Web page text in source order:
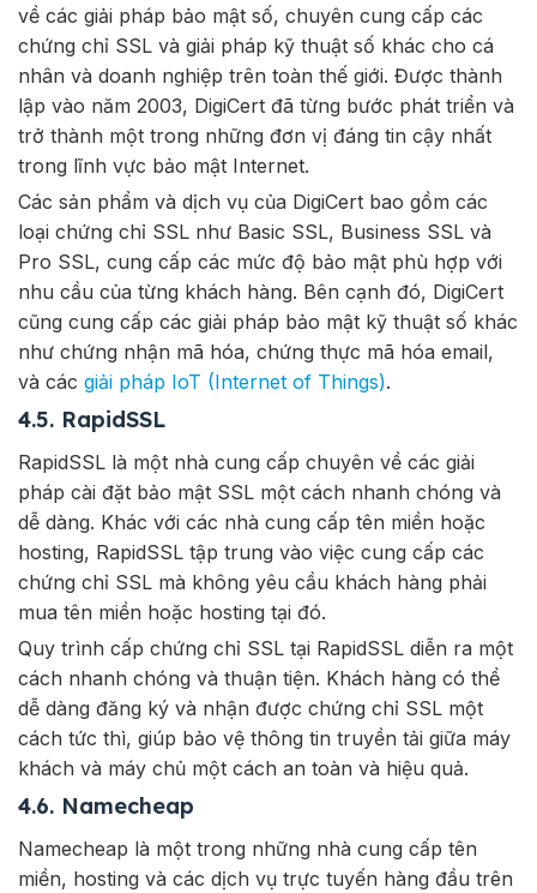
về các giải pháp bảo mật số, chuyên cung cấp các
chứng chỉ SSL và giải pháp kỹ thuật số khác cho cá
nhân và doanh nghiệp trên toàn thế giới. Được thành
lập vào năm 2003, DigiCert đã từng bước phát triển và
trở thành một trong những đơn vị đáng tin cậy nhất
trong lĩnh vực bảo mật Internet.
Các sản phẩm và dịch vụ của DigiCert bao gồm các
loại chứng chỉ SSL như Basic SSL, Business SSL và
Pro SSL, cung cấp các mức độ bảo mật phù hợp với
nhu cầu của từng khách hàng. Bên cạnh đó, DigiCert
cũng cung cấp các giải pháp bảo mật kỹ thuật số khác
như chứng nhận mã hóa, chứng thực mã hóa email,
và các giải pháp IoT (Internet of Things).
4.5. RapidSSL
RapidSSL là một nhà cung cấp chuyên về các giải
pháp cài đặt bảo mật SSL một cách nhanh chóng và
dễ dàng. Khác với các nhà cung cấp tên miền hoặc
hosting, RapidSSL tập trung vào việc cung cấp các
chứng chỉ SSL mà không yêu cầu khách hàng phải
mua tên miền hoặc hosting tại đó.
Quy trình cấp chứng chỉ SSL tại RapidSSL diễn ra một
cách nhanh chóng và thuận tiện. Khách hàng có thể
dễ dàng đăng ký và nhận được chứng chỉ SSL một
cách tức thì, giúp bảo vệ thông tin truyền tải giữa máy
khách và máy chủ một cách an toàn và hiệu quả.
4.6. Namecheap
Namecheap là một trong những nhà cung cấp tên
miền, hosting và các dịch vụ trực tuyến hàng đầu trên